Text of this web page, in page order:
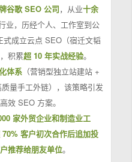
谷歌 SEO 公司，从业十余
业，历经个人、工作室到公
式成立云点 SEO（宿迁文韬
积累超 10 年实战经验。
体系（营销型独立站建站 +
量手工外链），该策略引发
效 SEO 方案。
家外贸企业和制造业工
70% 客户初次合作后追加投
推荐给朋友单位。